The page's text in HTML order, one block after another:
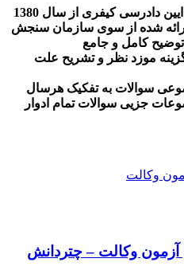
گرداوری 20 دوره سوالات ایین دادرسی کیفری از سال 1380
توضیح کامل و جامع
موزد نظر و تشریح علت
سوالات به تفکیک هرسال
جزیی سوالات تمام ادوار